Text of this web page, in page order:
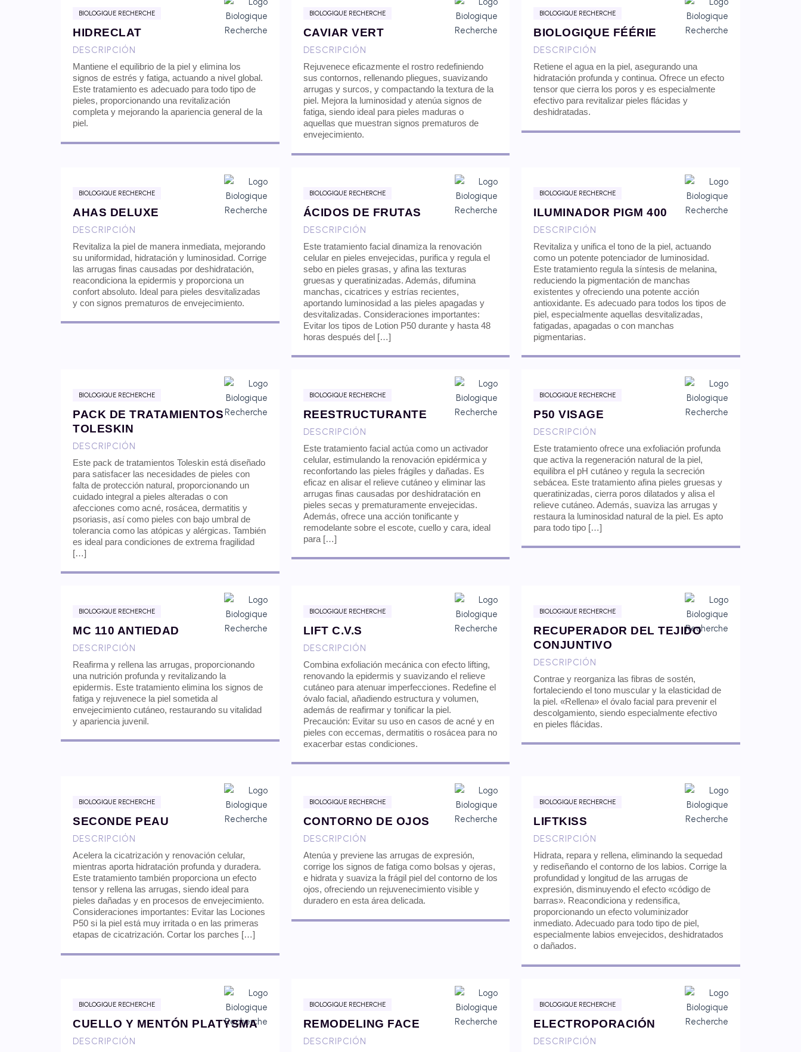
BIOLOGIQUE RECHERCHE
HIDRECLAT
DESCRIPCIÓN
Mantiene el equilibrio de la piel y elimina los
signos de estrés y fatiga, actuando a nivel global.
Este tratamiento es adecuado para todo tipo de
pieles, proporcionando una revitalización
completa y mejorando la apariencia general de la
piel.
BIOLOGIQUE RECHERCHE
CAVIAR VERT
DESCRIPCIÓN
Rejuvenece eficazmente el rostro redefiniendo
sus contornos, rellenando pliegues, suavizando
arrugas y surcos, y compactando la textura de la
piel. Mejora la luminosidad y atenúa signos de
fatiga, siendo ideal para pieles maduras o
aquellas que muestran signos prematuros de
envejecimiento.
BIOLOGIQUE RECHERCHE
BIOLOGIQUE FÉÉRIE
DESCRIPCIÓN
Retiene el agua en la piel, asegurando una
hidratación profunda y continua. Ofrece un efecto
tensor que cierra los poros y es especialmente
efectivo para revitalizar pieles flácidas y
deshidratadas.
BIOLOGIQUE RECHERCHE
AHAS DELUXE
DESCRIPCIÓN
Revitaliza la piel de manera inmediata, mejorando
su uniformidad, hidratación y luminosidad. Corrige
las arrugas finas causadas por deshidratación,
reacondiciona la epidermis y proporciona un
confort absoluto. Ideal para pieles desvitalizadas
y con signos prematuros de envejecimiento.
BIOLOGIQUE RECHERCHE
ÁCIDOS DE FRUTAS
DESCRIPCIÓN
Este tratamiento facial dinamiza la renovación
celular en pieles envejecidas, purifica y regula el
sebo en pieles grasas, y afina las texturas
gruesas y queratinizadas. Además, difumina
manchas, cicatrices y estrías recientes,
aportando luminosidad a las pieles apagadas y
desvitalizadas. Consideraciones importantes:
Evitar los tipos de Lotion P50 durante y hasta 48
horas después del […]
BIOLOGIQUE RECHERCHE
ILUMINADOR PIGM 400
DESCRIPCIÓN
Revitaliza y unifica el tono de la piel, actuando
como un potente potenciador de luminosidad.
Este tratamiento regula la síntesis de melanina,
reduciendo la pigmentación de manchas
existentes y ofreciendo una potente acción
antioxidante. Es adecuado para todos los tipos de
piel, especialmente aquellas desvitalizadas,
fatigadas, apagadas o con manchas
pigmentarias.
BIOLOGIQUE RECHERCHE
PACK DE TRATAMIENTOS
TOLESKIN
DESCRIPCIÓN
Este pack de tratamientos Toleskin está diseñado
para satisfacer las necesidades de pieles con
falta de protección natural, proporcionando un
cuidado integral a pieles alteradas o con
afecciones como acné, rosácea, dermatitis y
psoriasis, así como pieles con bajo umbral de
tolerancia como las atópicas y alérgicas. También
es ideal para condiciones de extrema fragilidad
[…]
BIOLOGIQUE RECHERCHE
REESTRUCTURANTE
DESCRIPCIÓN
Este tratamiento facial actúa como un activador
celular, estimulando la renovación epidérmica y
reconfortando las pieles frágiles y dañadas. Es
eficaz en alisar el relieve cutáneo y eliminar las
arrugas finas causadas por deshidratación en
pieles secas y prematuramente envejecidas.
Además, ofrece una acción tonificante y
remodelante sobre el escote, cuello y cara, ideal
para […]
BIOLOGIQUE RECHERCHE
P50 VISAGE
DESCRIPCIÓN
Este tratamiento ofrece una exfoliación profunda
que activa la regeneración natural de la piel,
equilibra el pH cutáneo y regula la secreción
sebácea. Este tratamiento afina pieles gruesas y
queratinizadas, cierra poros dilatados y alisa el
relieve cutáneo. Además, suaviza las arrugas y
restaura la luminosidad natural de la piel. Es apto
para todo tipo […]
BIOLOGIQUE RECHERCHE
MC 110 ANTIEDAD
DESCRIPCIÓN
Reafirma y rellena las arrugas, proporcionando
una nutrición profunda y revitalizando la
epidermis. Este tratamiento elimina los signos de
fatiga y rejuvenece la piel sometida al
envejecimiento cutáneo, restaurando su vitalidad
y apariencia juvenil.
BIOLOGIQUE RECHERCHE
LIFT C.V.S
DESCRIPCIÓN
Combina exfoliación mecánica con efecto lifting,
renovando la epidermis y suavizando el relieve
cutáneo para atenuar imperfecciones. Redefine el
óvalo facial, añadiendo estructura y volumen,
además de reafirmar y tonificar la piel.
Precaución: Evitar su uso en casos de acné y en
pieles con eccemas, dermatitis o rosácea para no
exacerbar estas condiciones.
BIOLOGIQUE RECHERCHE
RECUPERADOR DEL TEJIDO
CONJUNTIVO
DESCRIPCIÓN
Contrae y reorganiza las fibras de sostén,
fortaleciendo el tono muscular y la elasticidad de
la piel. «Rellena» el óvalo facial para prevenir el
descolgamiento, siendo especialmente efectivo
en pieles flácidas.
BIOLOGIQUE RECHERCHE
SECONDE PEAU
DESCRIPCIÓN
Acelera la cicatrización y renovación celular,
mientras aporta hidratación profunda y duradera.
Este tratamiento también proporciona un efecto
tensor y rellena las arrugas, siendo ideal para
pieles dañadas y en procesos de envejecimiento.
Consideraciones importantes: Evitar las Lociones
P50 si la piel está muy irritada o en las primeras
etapas de cicatrización. Cortar los parches […]
BIOLOGIQUE RECHERCHE
CONTORNO DE OJOS
DESCRIPCIÓN
Atenúa y previene las arrugas de expresión,
corrige los signos de fatiga como bolsas y ojeras,
e hidrata y suaviza la frágil piel del contorno de los
ojos, ofreciendo un rejuvenecimiento visible y
duradero en esta área delicada.
BIOLOGIQUE RECHERCHE
LIFTKISS
DESCRIPCIÓN
Hidrata, repara y rellena, eliminando la sequedad
y rediseñando el contorno de los labios. Corrige la
profundidad y longitud de las arrugas de
expresión, disminuyendo el efecto «código de
barras». Reacondiciona y redensifica,
proporcionando un efecto voluminizador
inmediato. Adecuado para todo tipo de piel,
especialmente labios envejecidos, deshidratados
o dañados.
BIOLOGIQUE RECHERCHE
CUELLO Y MENTÓN PLATYSMA
DESCRIPCIÓN
BIOLOGIQUE RECHERCHE
REMODELING FACE
DESCRIPCIÓN
BIOLOGIQUE RECHERCHE
ELECTROPORACIÓN
DESCRIPCIÓN